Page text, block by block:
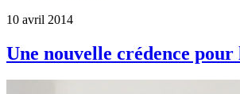
10 avril 2014
Une nouvelle crédence pour